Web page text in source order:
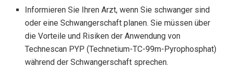
Informieren Sie Ihren Arzt, wenn Sie schwanger sind
oder eine Schwangerschaft planen. Sie müssen über
die Vorteile und Risiken der Anwendung von
Technescan PYP (Technetium-TC-99m-Pyrophosphat)
während der Schwangerschaft sprechen.